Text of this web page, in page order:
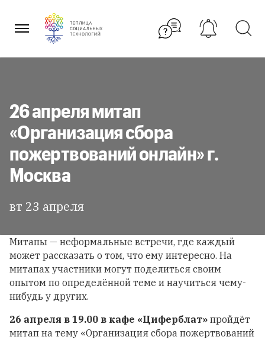
содержанию
26 апреля митап
«Организация сбора
пожертвований онлайн» г.
Москва
вт 23 апреля
Митапы — неформальные встречи, где каждый
может рассказать о том, что ему интересно. На
митапах участники могут поделиться своим
опытом по определённой теме и научиться чему-
нибудь у других.
26 апреля в 19.00 в кафе «Циферблат» пройдёт
митап на тему «Организация сбора пожертвований